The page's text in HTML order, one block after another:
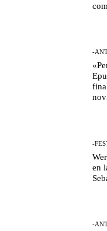
-
-
en
-